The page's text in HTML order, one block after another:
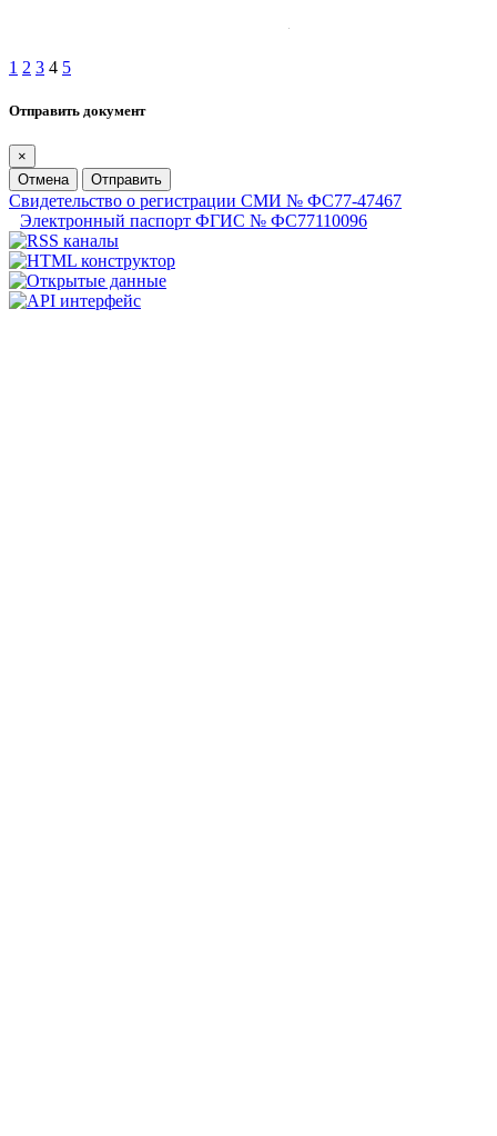
1 2 3 4 5
Отправить документ
×
Отмена
Отправить
Свидетельство о регистрации СМИ № ФС77-47467
Электронный паспорт ФГИС № ФС77110096